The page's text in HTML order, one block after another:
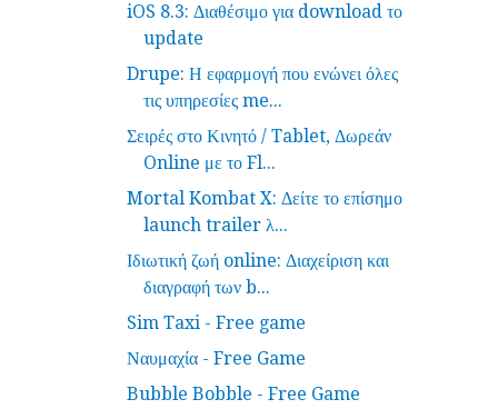
iOS 8.3: Διαθέσιμο για download το
update
Drupe: Η εφαρμογή που ενώνει όλες
τις υπηρεσίες me...
Σειρές στο Κινητό / Tablet, Δωρεάν
Online με το Fl...
Mortal Kombat X: Δείτε το επίσημο
launch trailer λ...
Ιδιωτική ζωή online: Διαχείριση και
διαγραφή των b...
Sim Taxi - Free game
Ναυμαχία - Free Game
Bubble Bobble - Free Game